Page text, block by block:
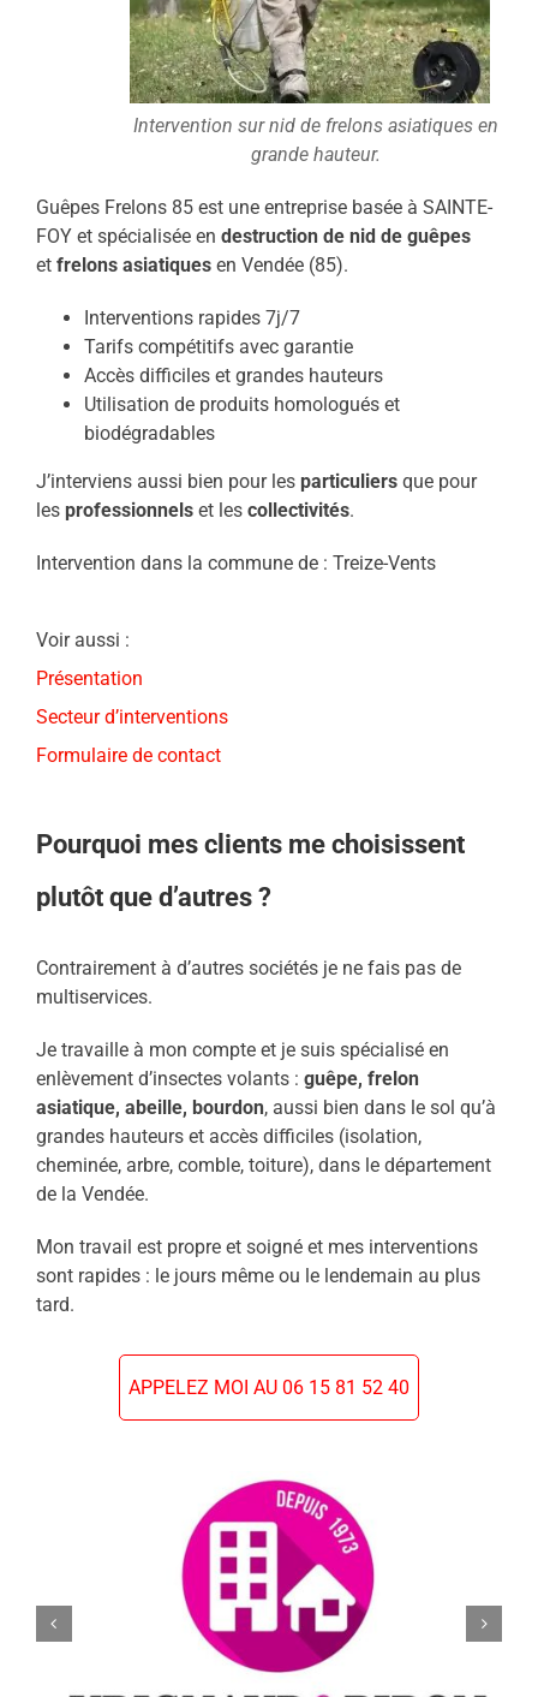
Intervention sur nid de frelons asiatiques en
grande hauteur.
Guêpes Frelons 85 est une entreprise basée à SAINTE-
FOY et spécialisée en destruction de nid de guêpes
et frelons asiatiquesen Vendée (85).
Interventions rapides 7j/7
Tarifs compétitifs avec garantie
Accès difficiles et grandes hauteurs
Utilisation de produits homologués et
biodégradables
J’interviens aussi bien pour les particuliersque pour
les professionnelset les collectivités.
Intervention dans la commune de : Treize-Vents
Voir aussi :
Présentation
Secteur d’interventions
Formulaire de contact
Pourquoi mes clients me choisissent
plutôt que d’autres ?
Contrairement à d’autres sociétés je ne fais pas de
multiservices.
Je travaille à mon compte et je suis spécialisé en
enlèvement d’insectes volants : guêpe, frelon
asiatique, abeille, bourdon, aussi bien dans le sol qu’à
grandes hauteurs et accès difficiles (isolation,
cheminée, arbre, comble, toiture), dans le département
de la Vendée.
Mon travail est propre et soigné et mes interventions
sont rapides : le jours même ou le lendemain au plus
tard.
APPELEZ MOI AU 06 15 81 52 40